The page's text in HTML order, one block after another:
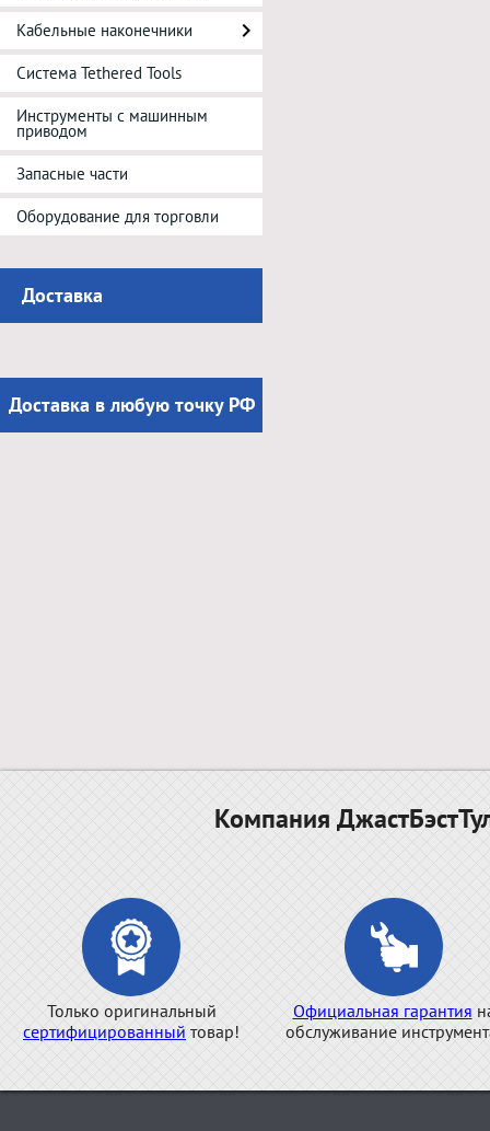
Кабельные наконечники
Система Tethered Tools
Инструменты с машинным
приводом
Запасные части
Оборудование для торговли
Доставка
Доставка в любую точку РФ
Компания
Только оригинальный
сертифицированный товар!
Официальная гарантия
обслуживание